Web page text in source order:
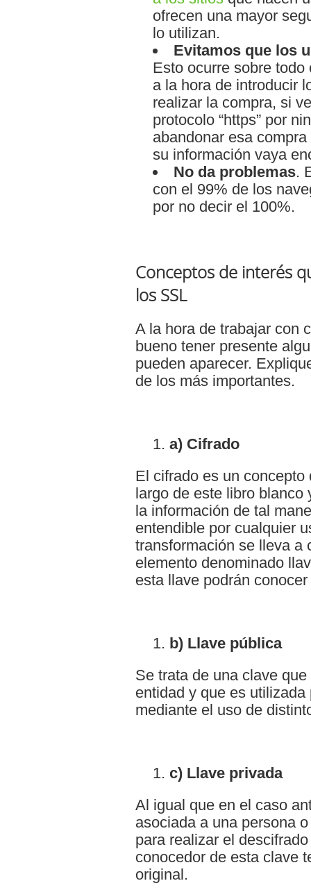
ofrecen una mayor
lo utilizan.
Evitamos que los
Esto ocurre sobre
a la hora de introducir
realizar la compra, si
protocolo “https” por
abandonar esa
su información vaya
No da problemas.
con el 99% de los
por no decir el 100%.
Conceptos de interés
los SSL
A la hora de trabajar con
bueno tener presente
pueden aparecer.
de los más importantes.
a) Cifrado
El cifrado es un
largo de este libro
la información de tal
entendible por cualquier
transformación se lleva a
elemento denominado
esta llave podrán
b) Llave pública
Se trata de una clave
entidad y que es
mediante el uso de
c) Llave privada
Al igual que en el caso
asociada a una persona
para realizar el
conocedor de esta clave
original.